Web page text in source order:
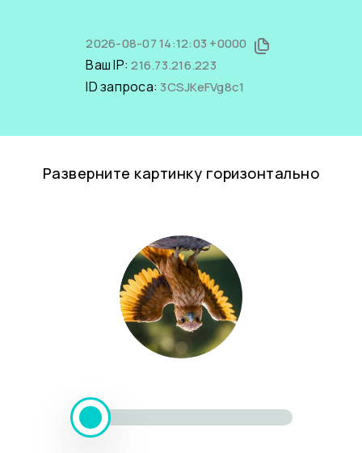
2026-08-07 14:12:03 +0000
Ваш IP:216.73.216.223
ID запроса: 3CSJKeFVg8c1
Разверните картинку горизонтально